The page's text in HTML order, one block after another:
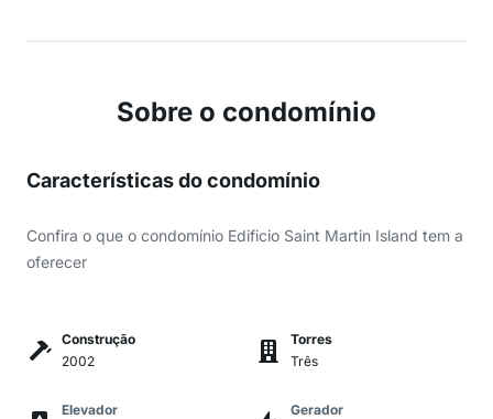
Sobre o condomínio
Características do condomínio
Confira o que o condomínio Edificio Saint Martin Island tem a
oferecer
Construção
2002
Torres
Três
Elevador
Gerador